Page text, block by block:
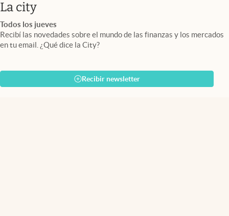
La cityabre en nueva pestaña
Todos los jueves
Recibí las novedades sobre el mundo de las finanzas y los mercados
en tu email. ¿Qué dice la City?
Recibir newsletter